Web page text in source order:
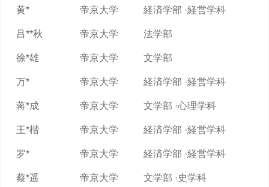
黄* 帝京大学 経済学部 ·経営学科
吕**秋 帝京大学 法学部
徐*雄 帝京大学 文学部
万* 帝京大学 経済学部 ·経営学科
蒋*成 帝京大学 文学部 ·心理学科
王*楷 帝京大学 経済学部 ·経営学科
罗* 帝京大学 経済学部 ·経営学科
蔡*遥 帝京大学 文学部 ·史学科